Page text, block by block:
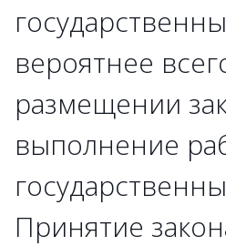
вероятнее
размещении
выполнение
Принятие